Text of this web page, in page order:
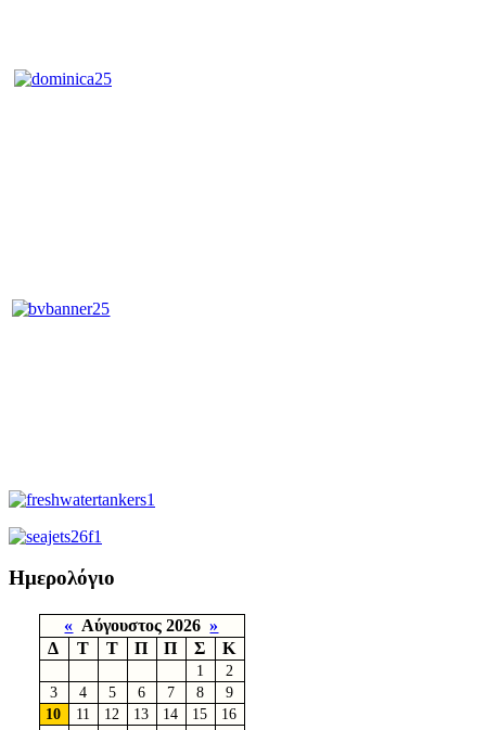
Ημερολόγιο
« Αύγουστος 2026»
Δ
Τ Τ Π Π Σ Κ
1
2
3
4 5 6 7 8
9
10
11 12 13 14 15
16